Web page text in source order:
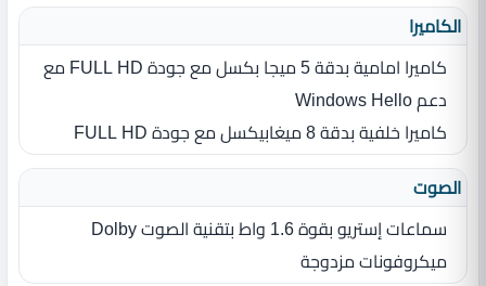
الكاميرا
كاميرا امامية بدقة 5 ميجا بكسل مع جودة FULL HD مع
دعم Windows Hello
كاميرا خلفية بدقة 8 ميغابيكسل مع جودة FULL HD
الصوت
سماعات إستريو بقوة 1.6 واط بتقنية الصوت Dolby
ميكروفونات مزدوجة